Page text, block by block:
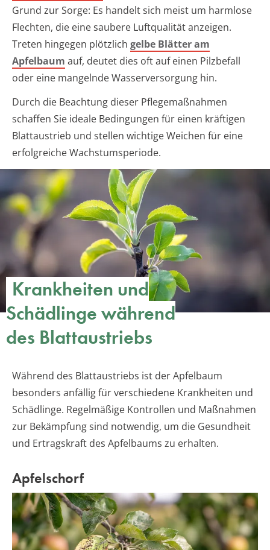
Grund zur Sorge: Es handelt sich meist um harmlose
Flechten, die eine saubere Luftqualität anzeigen.
Treten hingegen plötzlich gelbe Blätter am
Apfelbaum auf, deutet dies oft auf einen Pilzbefall
oder eine mangelnde Wasserversorgung hin.
Durch die Beachtung dieser Pflegemaßnahmen
schaffen Sie ideale Bedingungen für einen kräftigen
Blattaustrieb und stellen wichtige Weichen für eine
erfolgreiche Wachstumsperiode.
Krankheiten und
Schädlinge während
des Blattaustriebs
Während des Blattaustriebs ist der Apfelbaum
besonders anfällig für verschiedene Krankheiten und
Schädlinge. Regelmäßige Kontrollen und Maßnahmen
zur Bekämpfung sind notwendig, um die Gesundheit
und Ertragskraft des Apfelbaums zu erhalten.
Apfelschorf